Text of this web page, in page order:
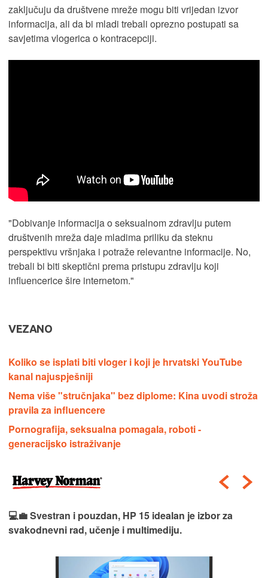
zaključuju da društvene mreže mogu biti vrijedan izvor
informacija, ali da bi mladi trebali oprezno postupati sa
savjetima vlogerica o kontracepciji.
"Dobivanje informacija o seksualnom zdravlju putem
društvenih mreža daje mladima priliku da steknu
perspektivu vršnjaka i potraže relevantne informacije. No,
trebali bi biti skeptični prema pristupu zdravlju koji
influencerice šire internetom."
VEZANO
Koliko se isplati biti vloger i koji je hrvatski YouTube
kanal najuspješniji
Nema više "stručnjaka" bez diplome: Kina uvodi stroža
pravila za influencere
Pornografija, seksualna pomagala, roboti -
generacijsko istraživanje
💻💼 Svestran i pouzdan, HP 15 idealan je izbor za
svakodnevni rad, učenje i multimediju.